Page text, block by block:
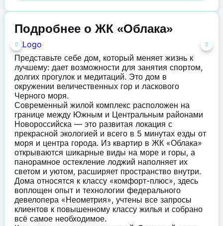
Подробнее о ЖК «Облака»
Представьте себе дом, который меняет жизнь к
лучшему: дает возможности для занятия спортом,
долгих прогулок и медитаций. Это дом в
окружении величественных гор и ласкового
Черного моря.
Современный жилой комплекс расположен на
границе между Южным и Центральным районами
Новороссийска — это развитая локация с
прекрасной экологией и всего в 5 минутах езды от
моря и центра города. Из квартир в ЖК «Облака»
открываются шикарные виды на море и горы, а
панорамное остекление лоджий наполняет их
светом и уютом, расширяет пространство внутри.
Дома относятся к классу «комфорт-плюс», здесь
воплощен опыт и технологии федерального
девелопера «Неометрия», учтены все запросы
клиентов к повышенному классу жилья и собрано
всё самое необходимое.